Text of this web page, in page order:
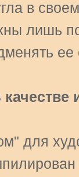
в
лишь
ее
качестве
для